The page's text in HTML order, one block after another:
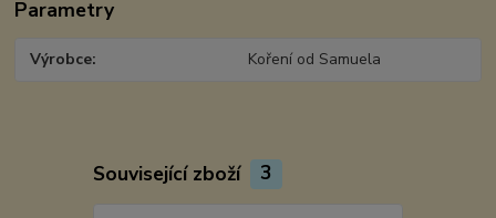
Parametry
Výrobce Koření od Samuela
Související zboží 3